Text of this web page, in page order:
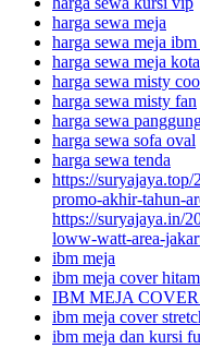
harga sewa meja
harga sewa meja ibm
harga sewa meja
harga sewa misty
harga sewa misty fan
harga sewa
harga sewa sofa oval
harga sewa tenda
https://suryajaya.top/
promo-akhir-tahun-
https://suryajaya.in/
loww-watt-area-
ibm meja
ibm meja cover hitam
IBM MEJA
ibm meja cover
ibm meja dan kursi